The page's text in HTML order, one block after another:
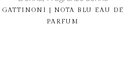
GATTINONI | NOTA BLU EAU DE
PARFUM